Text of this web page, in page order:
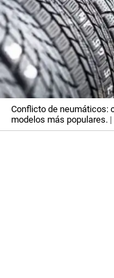
Conflicto de neumáticos:
modelos más populares.